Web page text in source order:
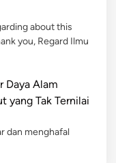
about this
you, Regard Ilmu
Daya Alam
yang Tak Ternilai
dan menghafal